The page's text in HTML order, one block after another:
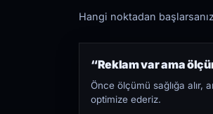
Hangi noktadan
“Reklam var ama
Önce ölçümü sağlığa alır,
optimize ederiz.